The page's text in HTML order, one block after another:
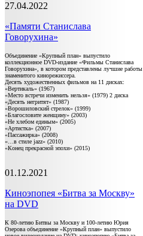
27.04.2022
«Памяти Станислава
Говорухина»
Объединение «Крупный план» выпустило
коллекционное DVD-издание «Фильмы Станислава
Говорухина», в котором представлены лучшие работы
знаменитого кинорежиссера.
Десять художественных фильмов на 11 дисках:
«Вертикаль» (1967)
«Место встречи изменить нельзя» (1979) 2 диска
«Десять негритят» (1987)
«Ворошиловский стрелок» (1999)
«Благословите женщину» (2003)
«Не хлебом единым» (2005)
«Артистка» (2007)
«Пассажирка» (2008)
«…в стиле jazz» (2010)
«Конец прекрасной эпохи» (2015)
01.12.2021
Киноэпопея «Битва за Москву»
на DVD
К 80-летию Битвы за Москву и 100-летию Юрия
Озерова объединение «Крупный план» выпустило